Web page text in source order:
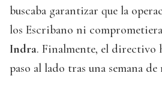
buscaba garantizar que la
los Escribano ni
Indra. Finalmente, el directivo
paso al lado tras una semana